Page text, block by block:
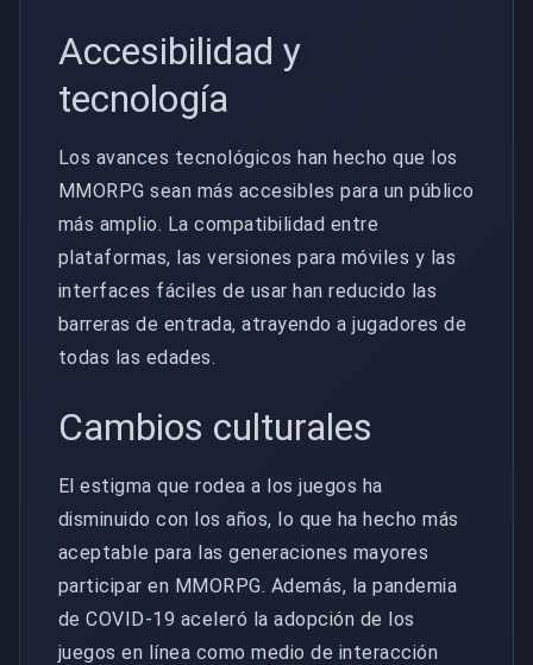
Accesibilidad y
tecnología
Los avances tecnológicos han hecho que los
MMORPG sean más accesibles para un público
más amplio. La compatibilidad entre
plataformas, las versiones para móviles y las
interfaces fáciles de usar han reducido las
barreras de entrada, atrayendo a jugadores de
todas las edades.
Cambios culturales
El estigma que rodea a los juegos ha
disminuido con los años, lo que ha hecho más
aceptable para las generaciones mayores
participar en MMORPG. Además, la pandemia
de COVID-19 aceleró la adopción de los
juegos en línea como medio de interacción